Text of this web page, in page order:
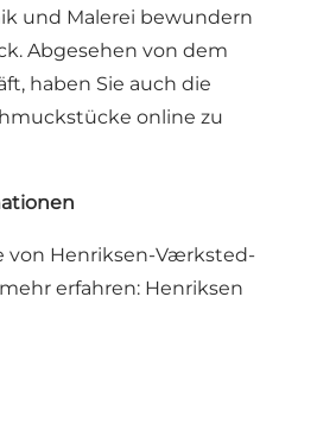
und Malerei bewundern
Abgesehen von dem
haben Sie auch die
online zu
von Henriksen-Værksted-
erfahren: Henriksen